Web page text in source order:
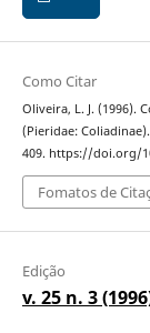
Como Citar
Oliveira, L. J. (1996).
(Pieridae: Coliadinae).
409. https://doi.org/
Fomatos de
Edição
v. 25 n. 3